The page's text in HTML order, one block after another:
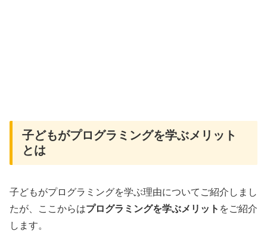
子どもがプログラミングを学ぶメリット
とは
子どもがプログラミングを学ぶ理由についてご紹介しまし
たが、ここからはプログラミングを学ぶメリット をご紹介
します。